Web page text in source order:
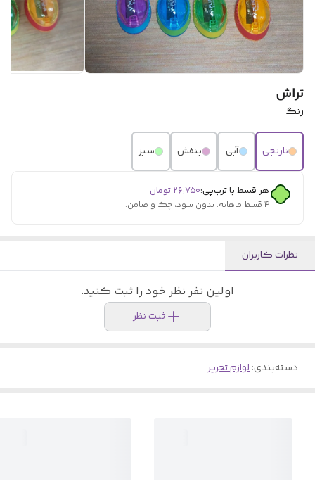
تراش
رنگ
نارنجی آبی بنفش سبز
هر قسط با ترب‌پی:۲۶٬۷۵۰ تومان
۴ قسط ماهانه. بدون سود، چک و ضامن.
نظرات کاربران
اولین نفر نظر خود را ثبت کنید.
ثبت نظر
دسته‌بندی:لوازم تحریر